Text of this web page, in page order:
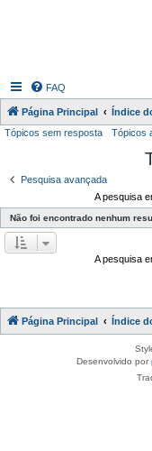
FAQ
Página Principal Índice
Tópicos sem resposta Tópicos
Pesquisa avançada
A pesquisa
Não foi encontrado nenhum
A pesquisa
Página Principal Índice
Desenvolvido por